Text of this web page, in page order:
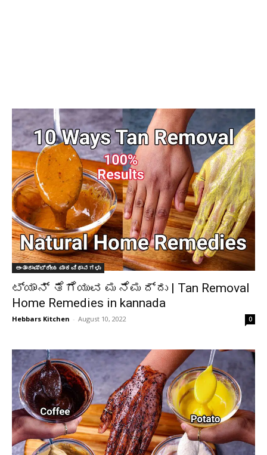
ಅಂತಾರಾಷ್ಟ್ರೀಯ ಪಾಕವಿಧಾನಗಳು
ಟ್ಯಾನ್ ತೆಗೆಯುವ ಮನೆಮದ್ದು | Tan Removal
Home Remedies in kannada
Hebbars Kitchen - August 10, 2022 0